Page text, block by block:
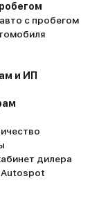
с пробегом
и ИП
дилера
Autospot